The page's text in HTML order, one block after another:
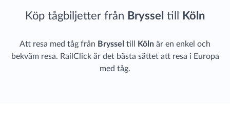
Köp tågbiljetter från Bryssel till Köln
Att resa med tåg från Bryssel till Köln är en enkel och
bekväm resa. RailClick är det bästa sättet att resa i Europa
med tåg.